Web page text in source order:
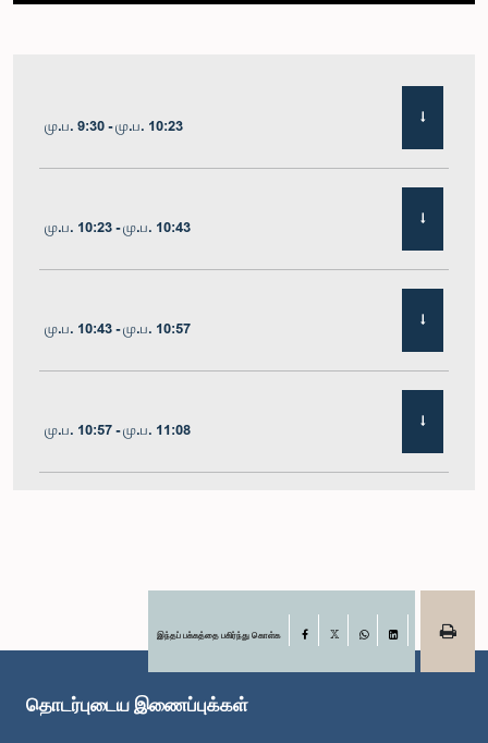
மு.ப. 9:30 - மு.ப. 10:23
மு.ப. 10:23 - மு.ப. 10:43
மு.ப. 10:43 - மு.ப. 10:57
மு.ப. 10:57 - மு.ப. 11:08
மு.ப. 11:24 - மு.ப. 11:33இந்தப் பக்கத்தை பகிர்ந்து கொள்க Facebook
LinkedIn
தொடர்புடைய இணைப்புக்கள்